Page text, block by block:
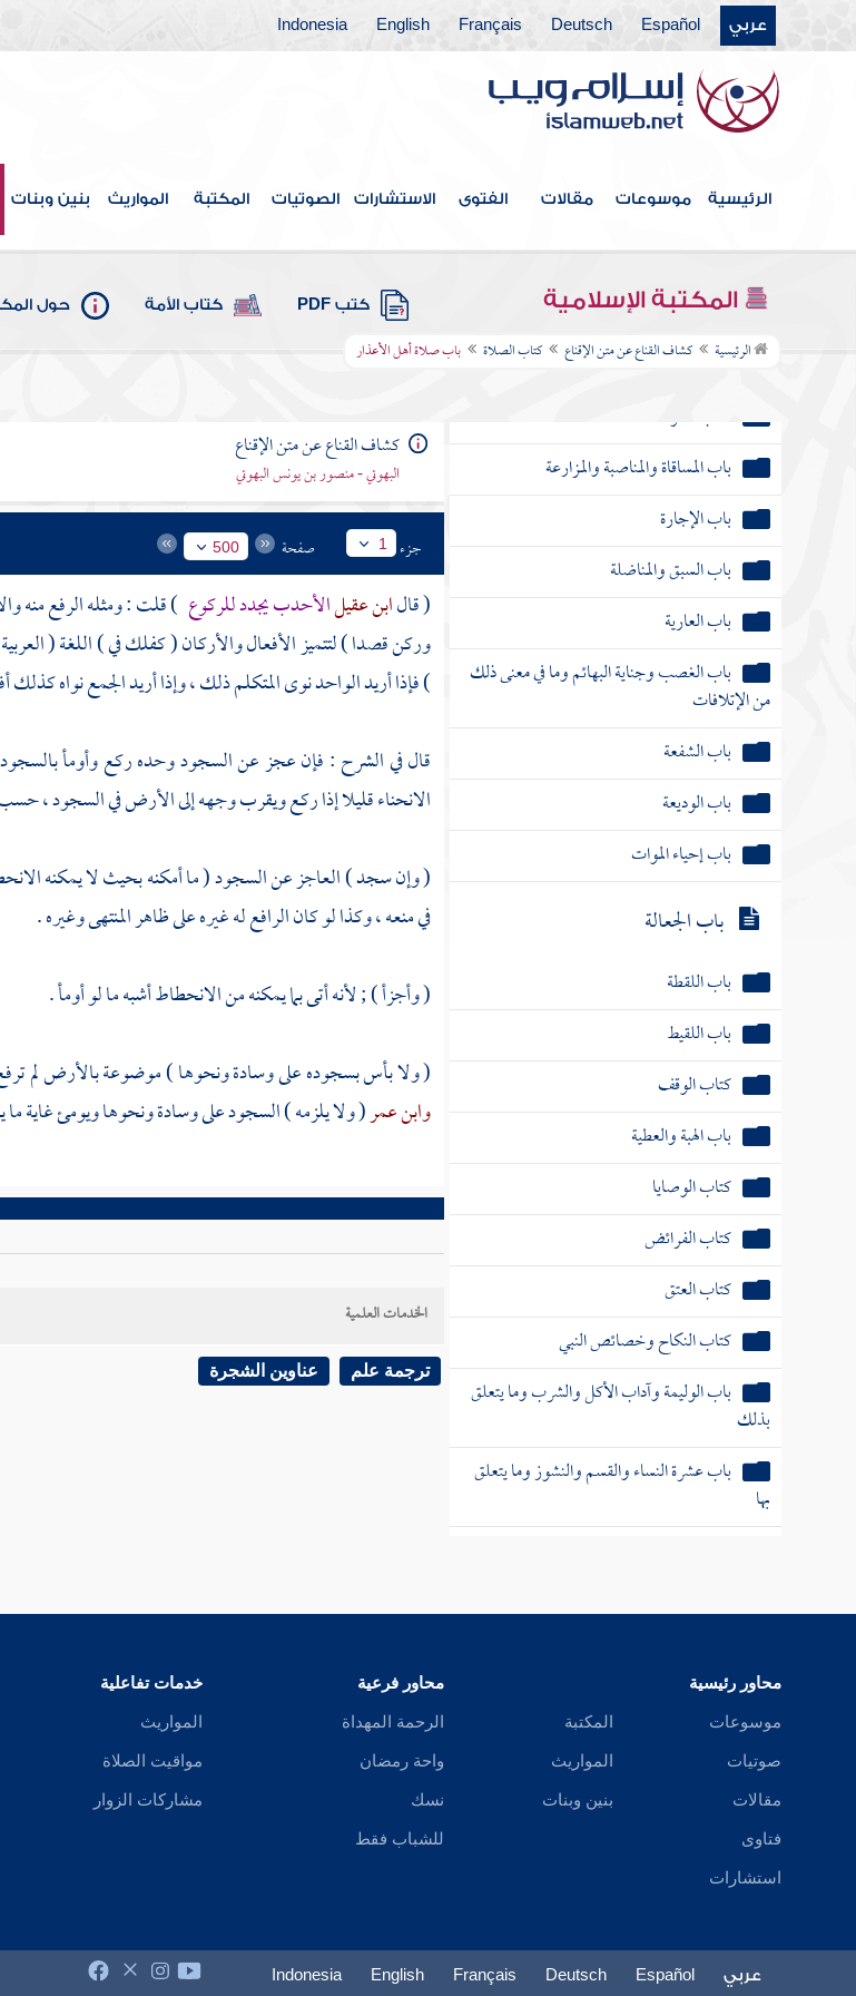
عربي Español
Deutsch
Français
English
Indonesia
الرئيسية موسوعات مقالات الفتوى الاستشارات الصوتيات المكتبة المواريث بنين وبنات
المكتبة الإسلامية كتب PDF كتاب الأمة حول
الرئيسية كشاف القناع عن متن الإقناع كتاب الصلاة باب صلاة أهل الأعذار
باب الضمان والكفالة وما يتعلق بهما
باب الحوالة
باب الحجر
باب الوكالة
كتاب الشركة
باب المساقاة والمناصبة والمزارعة
باب السبق والمناضلة
باب العارية
باب الغصب وجناية البهائم وما في معنى ذلك
من الإتلافات
باب الشفعة
باب الوديعة
باب إحياء الموات
باب الجعالة
باب اللقطة
باب اللقيط
كتاب الوقف
باب الهبة والعطية
كتاب الوصايا
كتاب الفرائض
كتاب العتق
كتاب النكاح وخصائص النبي
باب الوليمة وآداب الأكل والشرب وما يتعلق
بذلك
باب عشرة النساء والقسم والنشوز وما يتعلق
بها
باب الخلع
كتاب الطلاق
كتاب العدد
كتاب الجنايات
كتاب الديات
كشاف القناع عن متن الإقناع
البهوتي - منصور بن يونس البهوتي
جزء 1 صفحة 500
( قالابن عقيلالأحدب يجدد للركوع )قلت: ومثله الرفع منه
وركن قصدا ) لتتميز الأفعال والأركان ( كفلك في ) اللغة (
) فإذا أريد الواحد نوى المتكلم ذلك ، وإذا أريد الجمع نواه كذلك
قال في الشرح : فإن عجز عن السجود وحده ركع وأومأ
الانحناء قليلا إذا ركع ويقرب وجهه إلى الأرض في السجود ،
( وإن سجد ) العاجز عن السجود ( ما أمكنه بحيث لا يمكنه
في منعه ، وكذا لو كان الرافع له غيره على ظاهر المنتهى وغيره .
( وأجزأ ) ; لأنه أتى بما يمكنه من الانحطاط أشبه ما لو أومأ .
( ولا بأس بسجوده على وسادة ونحوها ) موضوعة بالأرض لم
وابن عمر( ولا يلزمه ) السجود على وسادة ونحوها ويومئ غاية ما
الخدمات العلمية
ترجمة علم عناوين الشجرة
محاور رئيسية
موسوعات
صوتيات
مقالات
فتاوى
استشارات
المكتبة
المواريث
بنين وبنات
محاور فرعية
الرحمة المهداة
واحة رمضان
نسك
للشباب فقط
خدمات تفاعلية
المواريث
مواقيت الصلاة
مشاركات الزوار
عربي Español
Deutsch
Français
English
Indonesia